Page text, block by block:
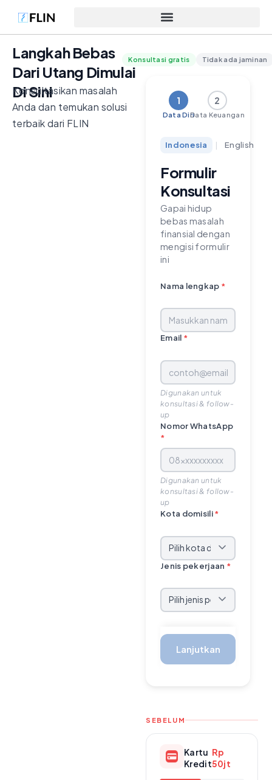
Langkah Bebas
Dari Utang Dimulai
Di Sini
Konsultasikan masalah
Anda dan temukan solusi
terbaik dari FLIN
Konsultasi gratis Tidak ada jaminan
1
Data Diri
2
Data Keuangan
Formulir
Konsultasi
Gapai hidup
bebas masalah
finansial dengan
mengisi formulir
ini
Indonesia | English
Nama lengkap *
Email *
Digunakan untuk
konsultasi & follow-
up
Nomor WhatsApp
*
Digunakan untuk
konsultasi & follow-
up
Kota domisili*
Jenis pekerjaan *
Lanjutkan
SEBELUM
Kartu
Kredit
Rp
50jt